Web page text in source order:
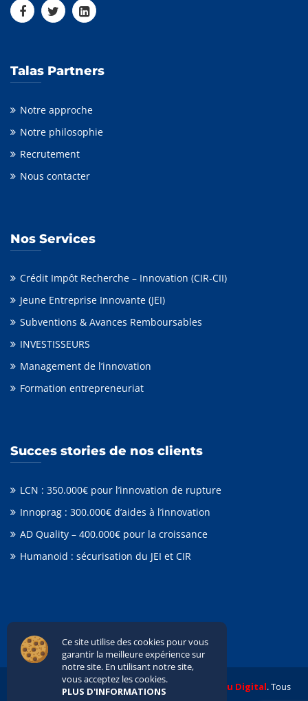
Ce site utilise des cookies pour vous
garantir la meilleure expérience sur
notre site. En utilisant notre site,
vous acceptez les cookies.
PLUS D'INFORMATIONS
Talas Partners
Notre approche
Notre philosophie
Recrutement
Nous contacter
Nos Services
Crédit Impôt Recherche – Innovation (CIR-CII)
Jeune Entreprise Innovante (JEI)
Subventions & Avances Remboursables
INVESTISSEURS
Management de l’innovation
Formation entrepreneuriat
Succes stories de nos clients
LCN : 350.000€ pour l’innovation de rupture
Innoprag : 300.000€ d’aides à l’innovation
AD Quality – 400.000€ pour la croissance
Humanoid : sécurisation du JEI et CIR
© 2020 TALAS PARTNERS. Réalisé avec Hiboou Digital. Tous